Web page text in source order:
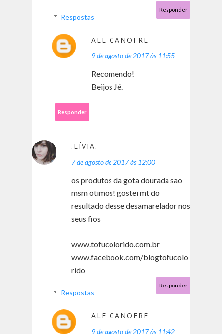
Responder
Respostas
ALE CANOFRE
9 de agosto de 2017 às 11:55
Recomendo!
Beijos Jé.
Responder
.LÍVIA.
7 de agosto de 2017 às 12:00
os produtos da gota dourada sao
msm ótimos! gostei mt do
resultado desse desamarelador nos
seus fios
www.tofucolorido.com.br
www.facebook.com/blogtofucolo
rido
Responder
Respostas
ALE CANOFRE
9 de agosto de 2017 às 11:42